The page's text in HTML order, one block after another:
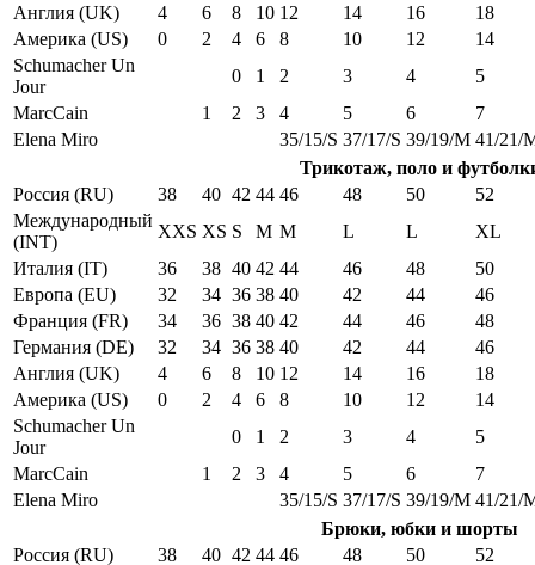
Англия (UK)
4 6 8 10 12 14 16
18
Америка (US)
0 2 4 6 8 10 12
14
Schumacher Un
Jour
0 1 2 3 4
5
MarcCain
1 2 3 4 5 6
7
Elena Miro
35/15/S 37/17/S 39/19/M 41/21/
Трикотаж, поло и
Россия (RU)
38 40 42 44 46 48 50
52
Международный
(INT)
XXS XS S M M L L
XL
Италия (IT)
36 38 40 42 44 46 48
50
Европа (EU)
32 34 36 38 40 42 44
46
Франция (FR)
34 36 38 40 42 44 46
48
Германия (DE)
32 34 36 38 40 42 44
46
Англия (UK)
4 6 8 10 12 14 16
18
Америка (US)
0 2 4 6 8 10 12
14
Schumacher Un
Jour
0 1 2 3 4
5
MarcCain
1 2 3 4 5 6
7
Elena Miro
35/15/S 37/17/S 39/19/M 41/21/
Брюки, юбки и шорты
Россия (RU)
38 40 42 44 46 48 50
52